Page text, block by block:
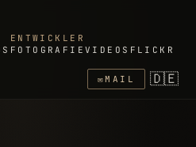
FOTOGRAFIEVIDEOS FLICKR
✉MAIL 🇩🇪